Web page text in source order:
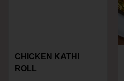
CHICKEN KATHI
ROLL